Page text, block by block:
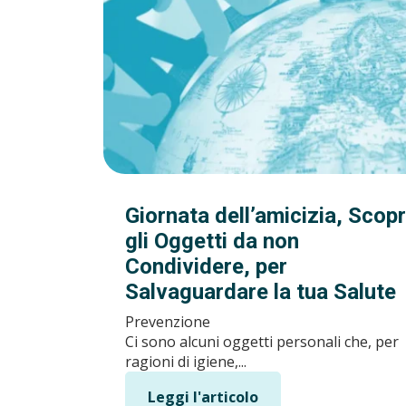
Giornata dell’amicizia,
gli Oggetti da non
Condividere, per
Salvaguardare la tua Salute
Prevenzione
Ci sono alcuni oggetti personali che, per
ragioni di igiene,...
Leggi l'articolo